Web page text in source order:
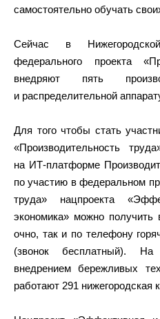
самостоятельно обучать
Сейчас в
федерального проекта
внедряют пять
и распределительной
Для того чтобы стать
«Производительность
на ИТ-платформе
по участию в федеральном
труда» нацпроекта
экономика» можно
очно, так и по телефону
(звонок бесплатный).
внедрением бережливых
работают 291 нижегородская